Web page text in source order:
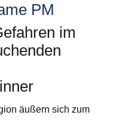
PM
im
äußern sich zum